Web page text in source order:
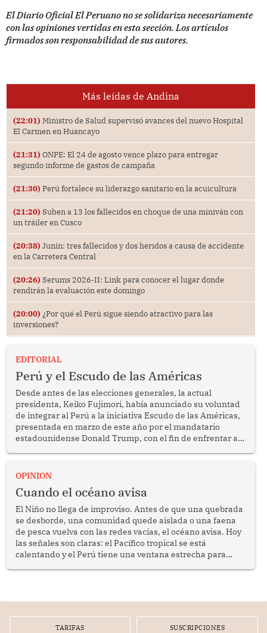
El Diario Oficial El Peruano no se solidariza necesariamente
con las opiniones vertidas en esta sección. Los artículos
firmados son responsabilidad de sus autores.
Más leídas de Andina
(22:01) Ministro de Salud supervisó avances del nuevo Hospital
El Carmen en Huancayo
(21:31) ONPE: El 24 de agosto vence plazo para entregar
segundo informe de gastos de campaña
(21:30) Perú fortalece su liderazgo sanitario en la acuicultura
(21:20) Suben a 13 los fallecidos en choque de una miniván con
un tráiler en Cusco
(20:38) Junín: tres fallecidos y dos heridos a causa de accidente
en la Carretera Central
(20:26) Serums 2026-II: Link para conocer el lugar donde
rendirán la evaluación este domingo
(20:00) ¿Por qué el Perú sigue siendo atractivo para las
inversiones?
EDITORIAL
Perú y el Escudo de las Américas
Desde antes de las elecciones generales, la actual
presidenta, Keiko Fujimori, había anunciado su voluntad
de integrar al Perú a la iniciativa Escudo de las Américas,
presentada en marzo de este año por el mandatario
estadounidense Donald Trump, con el fin de enfrentar al
OPINION
Cuando el océano avisa
El Niño no llega de improviso. Antes de que una quebrada
se desborde, una comunidad quede aislada o una faena
de pesca vuelva con las redes vacías, el océano avisa. Hoy
las señales son claras: el Pacífico tropical se está
calentando y el Perú tiene una ventana estrecha para
TARIFAS SUSCRIPCIONES